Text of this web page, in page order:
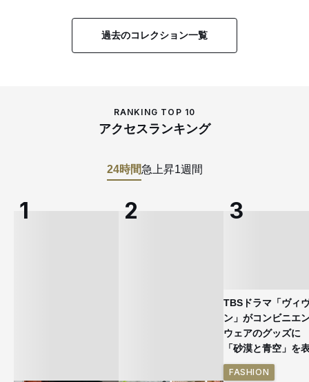
過去のコレクション一覧
RANKING TOP 10
アクセスランキング
24時間急上昇1週間
TBSドラマ「ヴィ
ン」がコンビニエ
ウェアのグッズ
「砂漠と青空」を
FASHION